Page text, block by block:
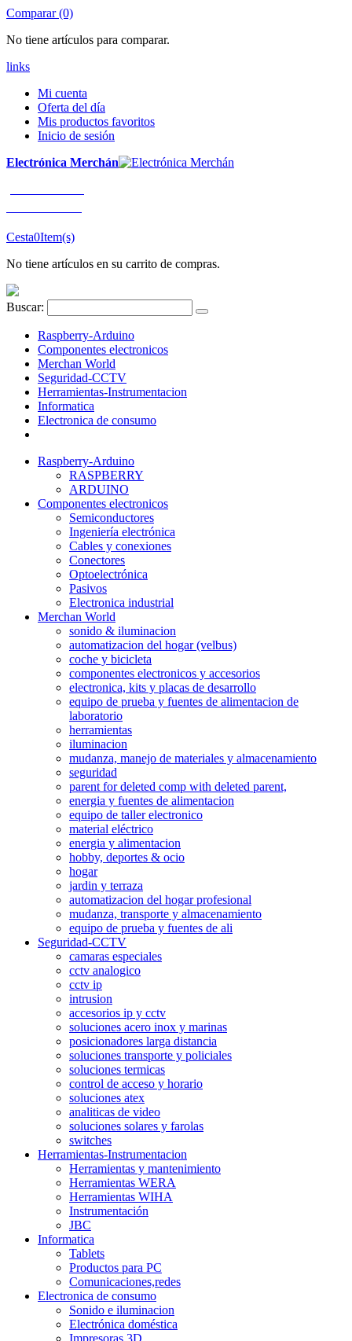
Comparar (0)
No tiene artículos para comparar.
links
Mi cuenta
Oferta del día
Mis productos favoritos
Inicio de sesión
Electrónica Merchán
Cesta0Item(s)
No tiene artículos en su carrito de compras.
Buscar:
Raspberry-Arduino
Componentes electronicos
Merchan World
Seguridad-CCTV
Herramientas-Instrumentacion
Informatica
Electronica de consumo
Raspberry-Arduino
RASPBERRY
ARDUINO
Componentes electronicos
Semiconductores
Ingeniería electrónica
Cables y conexiones
Conectores
Optoelectrónica
Pasivos
Electronica industrial
Merchan World
sonido & iluminacion
automatizacion del hogar (velbus)
coche y bicicleta
componentes electronicos y accesorios
electronica, kits y placas de desarrollo
equipo de prueba y fuentes de alimentacion de
laboratorio
herramientas
iluminacion
mudanza, manejo de materiales y almacenamiento
seguridad
parent for deleted comp with deleted parent,
energia y fuentes de alimentacion
equipo de taller electronico
material eléctrico
energia y alimentacion
hobby, deportes & ocio
hogar
jardin y terraza
automatizacion del hogar profesional
mudanza, transporte y almacenamiento
equipo de prueba y fuentes de ali
Seguridad-CCTV
camaras especiales
cctv analogico
cctv ip
intrusion
accesorios ip y cctv
soluciones acero inox y marinas
posicionadores larga distancia
soluciones transporte y policiales
soluciones termicas
control de acceso y horario
soluciones atex
analiticas de video
soluciones solares y farolas
switches
Herramientas-Instrumentacion
Herramientas y mantenimiento
Herramientas WERA
Herramientas WIHA
Instrumentación
JBC
Informatica
Tablets
Productos para PC
Comunicaciones,redes
Electronica de consumo
Sonido e iluminacion
Electrónica doméstica
Impresoras 3D